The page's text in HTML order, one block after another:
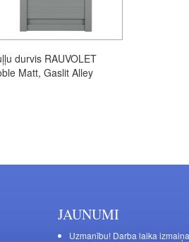
durvis RAUVOLET
Matt, Gaslit Alley
JAUNUMI
Uzmanību! Darba laika